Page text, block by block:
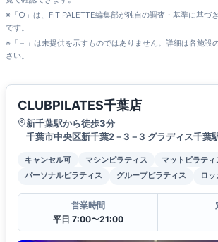
※「○」は、FIT PALETTE編集部が独自の調査・基準に基づ
です。
※「－」は未提供を示すものではありません。詳細は各施設
さい。
CLUBPILATES千葉店
新千葉駅から徒歩3分
千葉市中央区新千葉2－3－3 グラディス千葉
キャンセル可 マシンピラティス
マットピラティ
パーソナルピラティス
グループピラティス ロ
営業時間
平日 7:00〜21:00